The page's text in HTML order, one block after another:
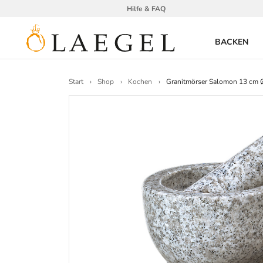
Hilfe & FAQ
BACKEN
Start Shop Kochen Granitmörser Salomon 13 cm